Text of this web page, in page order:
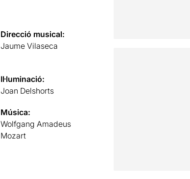
Direcció musical:
Jaume Vilaseca
Il·luminació:
Joan Delshorts
Música:
Wolfgang Amadeus
Mozart